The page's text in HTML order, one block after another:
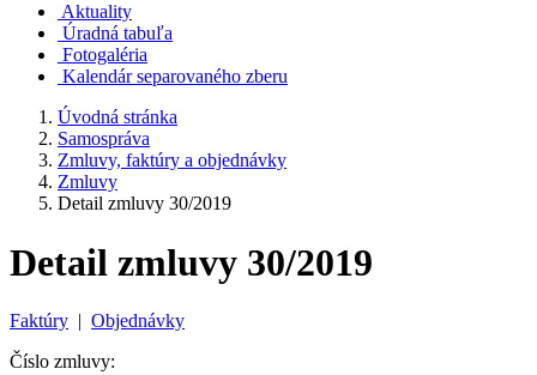
Aktuality
Úradná tabuľa
Fotogaléria
Kalendár separovaného zberu
Úvodná stránka
Samospráva
Zmluvy, faktúry a objednávky
Zmluvy
Detail zmluvy 30/2019
Detail zmluvy 30/2019
Faktúry | Objednávky
Číslo zmluvy: